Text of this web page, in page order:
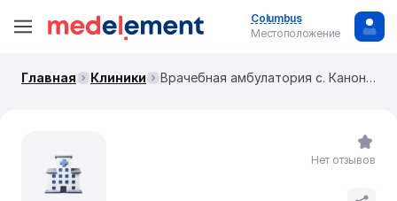
Columbus
Местоположение
Главная Клиники Врачебная амбулатория с. Канонерка
Нет отзывов